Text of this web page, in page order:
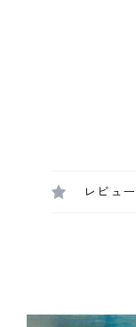
レビュー